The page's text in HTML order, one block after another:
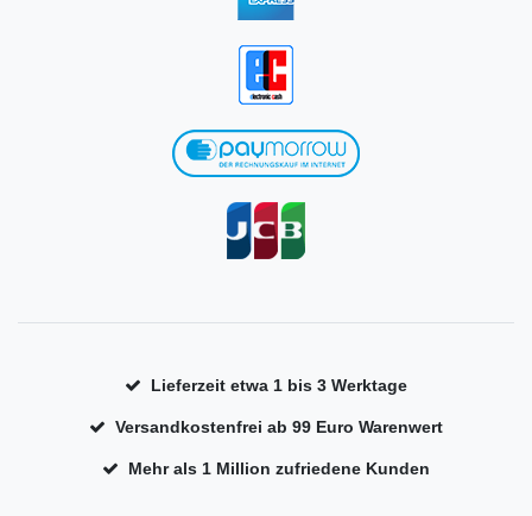
Lieferzeit etwa 1 bis 3 Werktage
Versandkostenfrei ab 99 Euro Warenwert
Mehr als 1 Million zufriedene Kunden